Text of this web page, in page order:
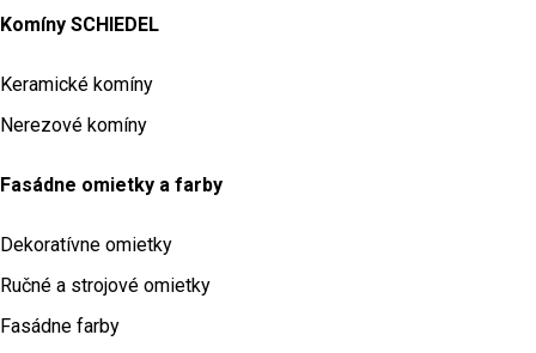
Komíny SCHIEDEL
Keramické komíny
Nerezové komíny
Fasádne omietky a farby
Dekoratívne omietky
Ručné a strojové omietky
Fasádne farby